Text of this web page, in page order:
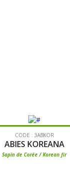
CODE : 3ABKOR
ABIES KOREANA
Sapin de Corée / Korean fir